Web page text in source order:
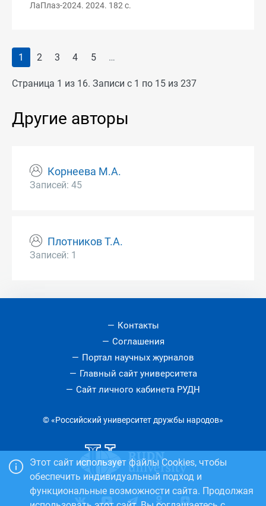
ЛаПлаз-2024. 2024. 182 с.
1 2 3 4 5 …
Страница 1 из 16. Записи с 1 по 15 из 237
Другие авторы
Корнеева М.А.
Записей: 45
Плотников Т.А.
Записей: 1
Контакты
Соглашения
Портал научных журналов
Главный сайт университета
Сайт личного кабинета РУДН
© «Российский университет дружбы народов»
Этот сайт использует файлы Cookies, чтобы
обеспечить индивидуальный подход и
функциональные возможности сайта. Продолжая